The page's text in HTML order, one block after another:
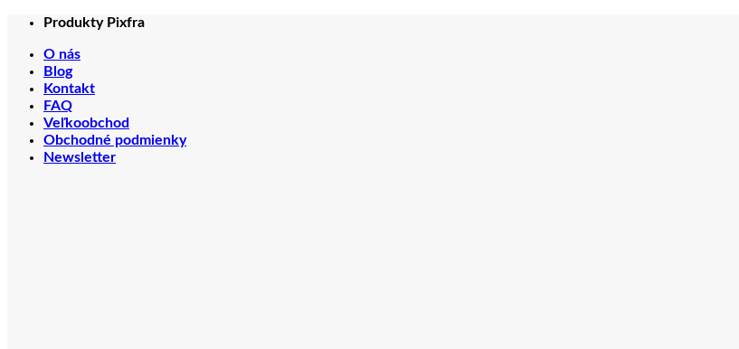
Skip
content
Produkty Pixfra
O nás
Blog
Kontakt
FAQ
Veľkoobchod
Obchodné podmienky
Newsletter